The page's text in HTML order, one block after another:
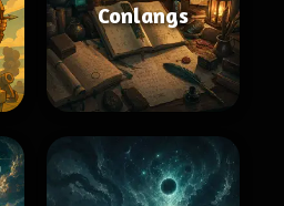
Conlangs